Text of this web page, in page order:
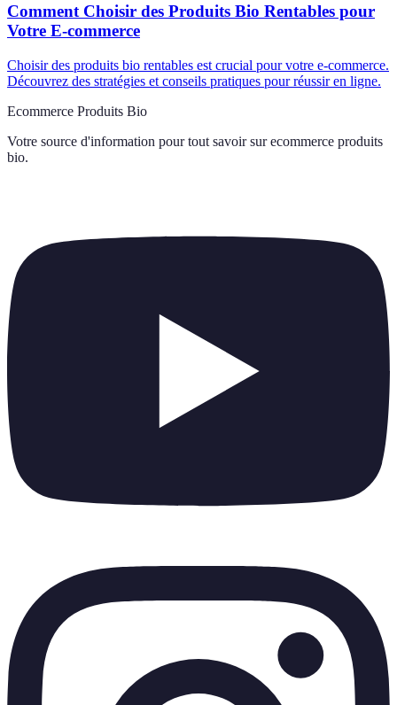
Comment Choisir des Produits Bio Rentables pour
Votre E-commerce
Choisir des produits bio rentables est crucial pour votre e-commerce.
Découvrez des stratégies et conseils pratiques pour réussir en ligne.
Ecommerce Produits Bio
Votre source d'information pour tout savoir sur ecommerce produits
bio.